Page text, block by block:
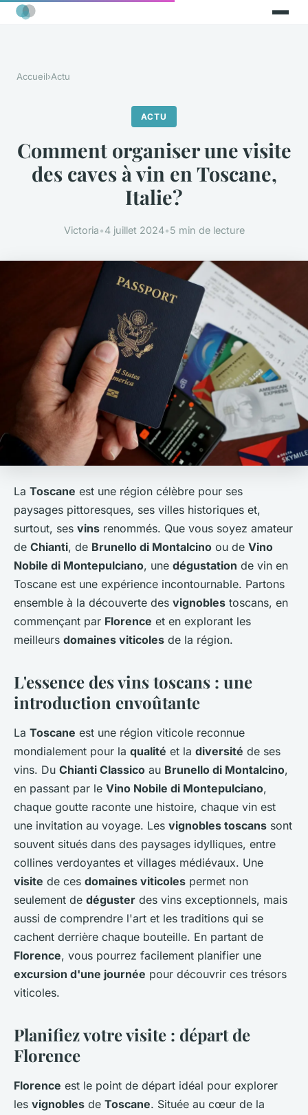
Accueil›Actu
ACTU
Comment organiser une visite
des caves à vin en Toscane,
Italie?
Victoria•4 juillet 2024•5 min de lecture
La Toscane est une région célèbre pour ses
paysages pittoresques, ses villes historiques et,
surtout, ses vins renommés. Que vous soyez amateur
de Chianti, de Brunello di Montalcino ou de Vino
Nobile di Montepulciano, une dégustation de vin en
Toscane est une expérience incontournable. Partons
ensemble à la découverte des vignobles toscans, en
commençant par Florence et en explorant les
meilleurs domaines viticoles de la région.
L'essence des vins toscans : une
introduction envoûtante
La Toscane est une région viticole reconnue
mondialement pour la qualité et la diversité de ses
vins. Du Chianti Classico au Brunello di Montalcino,
en passant par le Vino Nobile di Montepulciano,
chaque goutte raconte une histoire, chaque vin est
une invitation au voyage. Les vignobles toscans sont
souvent situés dans des paysages idylliques, entre
collines verdoyantes et villages médiévaux. Une
visite de ces domaines viticoles permet non
seulement de déguster des vins exceptionnels, mais
aussi de comprendre l'art et les traditions qui se
cachent derrière chaque bouteille. En partant de
Florence, vous pourrez facilement planifier une
excursion d'une journée pour découvrir ces trésors
viticoles.
Planifiez votre visite : départ de
Florence
Florence est le point de départ idéal pour explorer
les vignobles de Toscane. Située au cœur de la